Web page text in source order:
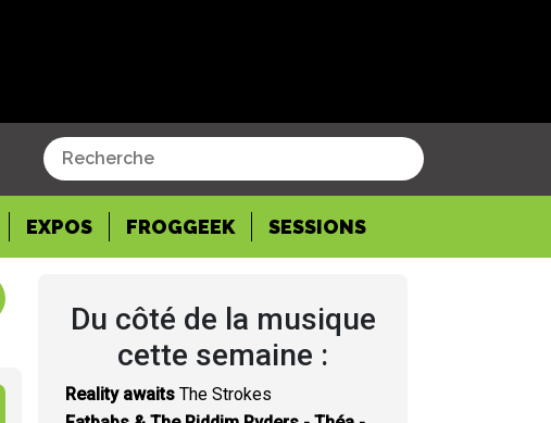
EXPOS FROGGEEK SESSIONS
Du côté de la musique
cette semaine :
Reality awaits The Strokes